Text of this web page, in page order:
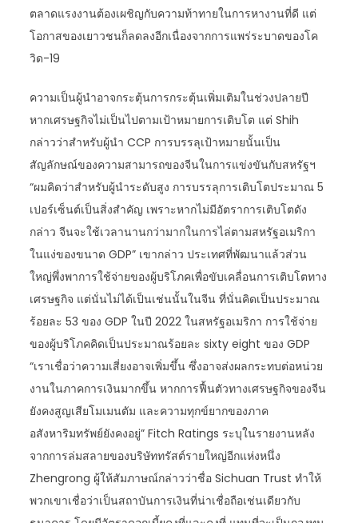
ตลาดแรงงานต้องเผชิญกับความท้าทายในการหางานที่ดี แต่
โอกาสของเยาวชนก็ลดลงอีกเนื่องจากการแพร่ระบาดของโค
วิด-19
ความเป็นผู้นำอาจกระตุ้นการกระตุ้นเพิ่มเติมในช่วงปลายปี
หากเศรษฐกิจไม่เป็นไปตามเป้าหมายการเติบโต แต่ Shih
กล่าวว่าสำหรับผู้นำ CCP การบรรลุเป้าหมายนั้นเป็น
สัญลักษณ์ของความสามารถของจีนในการแข่งขันกับสหรัฐฯ
“ผมคิดว่าสำหรับผู้นำระดับสูง การบรรลุการเติบโตประมาณ 5
เปอร์เซ็นต์เป็นสิ่งสำคัญ เพราะหากไม่มีอัตราการเติบโตดัง
กล่าว จีนจะใช้เวลานานกว่ามากในการไล่ตามสหรัฐอเมริกา
ในแง่ของขนาด GDP” เขากล่าว ประเทศที่พัฒนาแล้วส่วน
ใหญ่พึ่งพาการใช้จ่ายของผู้บริโภคเพื่อขับเคลื่อนการเติบโตทาง
เศรษฐกิจ แต่นั่นไม่ได้เป็นเช่นนั้นในจีน ที่นั่นคิดเป็นประมาณ
ร้อยละ 53 ของ GDP ในปี 2022 ในสหรัฐอเมริกา การใช้จ่าย
ของผู้บริโภคคิดเป็นประมาณร้อยละ sixty eight ของ GDP
“เราเชื่อว่าความเสี่ยงอาจเพิ่มขึ้น ซึ่งอาจส่งผลกระทบต่อหน่วย
งานในภาคการเงินมากขึ้น หากการฟื้นตัวทางเศรษฐกิจของจีน
ยังคงสูญเสียโมเมนตัม และความทุกข์ยากของภาค
อสังหาริมทรัพย์ยังคงอยู่” Fitch Ratings ระบุในรายงานหลัง
จากการล่มสลายของบริษัททรัสต์รายใหญ่อีกแห่งหนึ่ง
Zhengrong ผู้ให้สัมภาษณ์กล่าวว่าชื่อ Sichuan Trust ทำให้
พวกเขาเชื่อว่าเป็นสถาบันการเงินที่น่าเชื่อถือเช่นเดียวกับ